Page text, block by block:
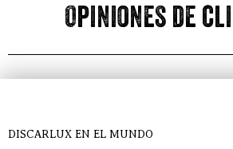
Opiniones de
DISCARLUX EN EL MUNDO